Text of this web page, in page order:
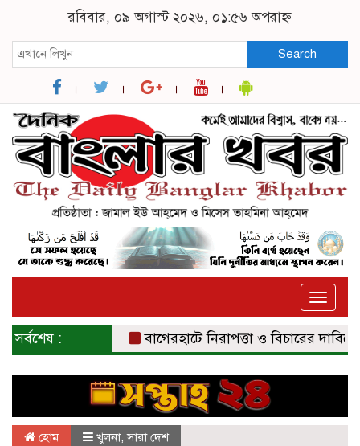
রবিবার, ০৯ অগাস্ট ২০২৬, ০১:৫৬ অপরাহ্ন
Search
Toggle
সর্বশেষ : বাগেরহাটে নিরাপত্তা ও বিচারের দাবিতে
হোম খুলনা,সারা দেশ